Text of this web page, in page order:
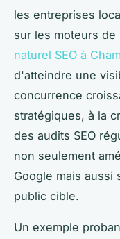
les entreprises
sur les moteurs de
naturel SEO à
d'atteindre une
concurrence
stratégiques, à la
des audits SEO
non seulement
Google mais aussi
public cible.
Un exemple